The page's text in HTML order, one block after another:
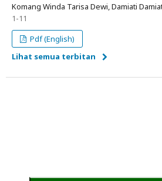
Komang Winda Tarisa Dewi, Damiati
1-11
Pdf (English)
Lihat semua terbitan